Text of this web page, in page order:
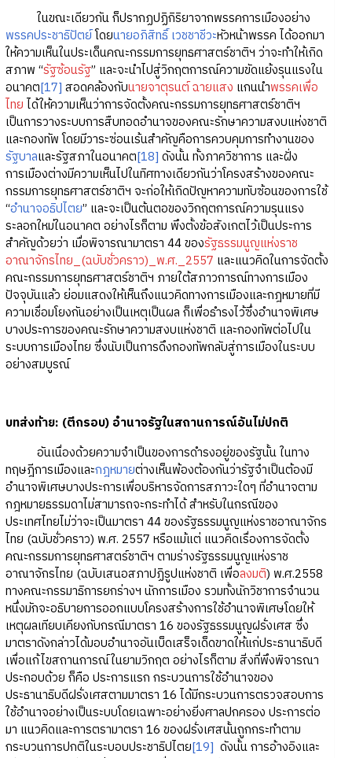
ในขณะเดียวกัน ก็ปรากฏปฏิกิริยาจากพรรคการเมืองอย่าง
พรรคประชาธิปัตย์โดยนายอภิสิทธิ์ เวชชาชีวะหัวหน้าพรรค ได้ออกมา
ให้ความเห็นในประเด็นคณะกรรมการยุทธศาสตร์ชาติฯ ว่าจะทำให้เกิด
สภาพ “รัฐซ้อนรัฐ” และจะนำไปสู่วิกฤตการณ์ความขัดแย้งรุนแรงใน
อนาคต[17] สอดคล้องกับนายจาตุรนต์ ฉายแสง แกนนำพรรคเพื่อ
ไทย ได้ให้ความเห็นว่าการจัดตั้งคณะกรรมการยุทธศาสตร์ชาติฯ
เป็นการวางระบบการสืบทอดอำนาจของคณะรักษาความสงบแห่งชาติ
และกองทัพ โดยมีวาระซ่อนเร้นสำคัญคือการควบคุมการทำงานของ
รัฐบาลและรัฐสภาในอนาคต[18] ดังนั้น ทั้งภาควิชาการ และฝั่ง
การเมืองต่างมีความเห็นไปในทิศทางเดียวกันว่าโครงสร้างของคณะ
กรรมการยุทธศาสตร์ชาติฯ จะก่อให้เกิดปัญหาความทับซ้อนของการใช้
“อำนาจอธิปไตย” และจะเป็นต้นตอของวิกฤตการณ์ความรุนแรง
ระลอกใหม่ในอนาคต อย่างไรก็ตาม พึงตั้งข้อสังเกตไว้เป็นประการ
สำคัญด้วยว่า เมื่อพิจารณามาตรา 44 ของรัฐธรรมนูญแห่งราช
อาณาจักรไทย_(ฉบับชั่วคราว)_พ.ศ._2557 และแนวคิดในการจัดตั้ง
คณะกรรมการยุทธศาสตร์ชาติฯ ภายใต้สภาวการณ์ทางการเมือง
ปัจจุบันแล้ว ย่อมแสดงให้เห็นถึงแนวคิดทางการเมืองและกฎหมายที่มี
ความเชื่อมโยงกันอย่างเป็นเหตุเป็นผล ก็เพื่อธำรงไว้ซึ่งอำนาจพิเศษ
บางประการของคณะรักษาความสงบแห่งชาติ และกองทัพต่อไปใน
ระบบการเมืองไทย ซึ่งนับเป็นการดึงกองทัพกลับสู่การเมืองในระบบ
อย่างสมบูรณ์
บทส่งท้าย: (ตีกรอบ) อำนาจรัฐในสถานการณ์อันไม่ปกติ
อันเนื่องด้วยความจำเป็นของการดำรงอยู่ของรัฐนั้น ในทาง
ทฤษฎีการเมืองและกฎหมายต่างเห็นพ้องต้องกันว่ารัฐจำเป็นต้องมี
อำนาจพิเศษบางประการเพื่อบริหารจัดการสภาวะใดๆ ที่อำนาจตาม
กฎหมายธรรมดาไม่สามารถจะกระทำได้ สำหรับในกรณีของ
ประเทศไทยไม่ว่าจะเป็นมาตรา 44 ของรัฐธรรมนูญแห่งราชอาณาจักร
ไทย (ฉบับชั่วคราว) พ.ศ. 2557 หรือแม้แต่ แนวคิดเรื่องการจัดตั้ง
คณะกรรมการยุทธศาสตร์ชาติฯ ตามร่างรัฐธรรมนูญแห่งราช
อาณาจักรไทย (ฉบับเสนอสภาปฏิรูปแห่งชาติ เพื่อลงมติ) พ.ศ.2558
ทางคณะกรรมาธิการยกร่างฯ นักการเมือง รวมทั้งนักวิชาการจำนวน
หนึ่งมักจะอธิบายการออกแบบโครงสร้างการใช้อำนาจพิเศษโดยให้
เหตุผลเทียบเคียงกับกรณีมาตรา 16 ของรัฐธรรมนูญฝรั่งเศส ซึ่ง
มาตราดังกล่าวได้มอบอำนาจอันเบ็ดเสร็จเด็ดขาดให้แก่ประธานาธิบดี
เพื่อแก้ไขสถานการณ์ในยามวิกฤต อย่างไรก็ตาม สิ่งที่พึงพิจารณา
ประกอบด้วย ก็คือ ประการแรก กระบวนการใช้อำนาจของ
ประธานาธิบดีฝรั่งเศสตามมาตรา 16 ได้มีกระบวนการตรวจสอบการ
ใช้อำนาจอย่างเป็นระบบโดยเฉพาะอย่างยิ่งศาลปกครอง ประการต่อ
มา แนวคิดและการตรามาตรา 16 ของฝรั่งเศสนั้นถูกกระทำตาม
กระบวนการปกติในระบอบประชาธิปไตย[19] ดังนั้น การอ้างอิงและ